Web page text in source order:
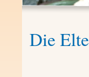
Die